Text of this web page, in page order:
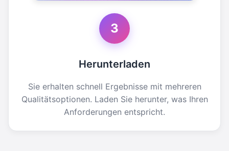
3
Herunterladen
Sie erhalten schnell Ergebnisse mit mehreren
Qualitätsoptionen. Laden Sie herunter, was Ihren
Anforderungen entspricht.